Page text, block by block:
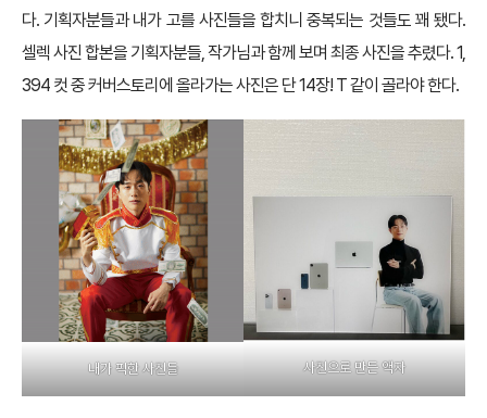
다. 기획자분들과 내가 고를 사진들을 합치니 중복되는 것들도 꽤 됐다.
셀렉 사진 합본을 기획자분들, 작가님과 함께 보며 최종 사진을 추렸다. 1,
394 컷 중 커버스토리에 올라가는 사진은 단 14장! T 같이 골라야 한다.
내가 픽한 사진들 사진으로 만든 액자